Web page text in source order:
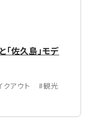
「佐久島」モデ
クアウト
#観光